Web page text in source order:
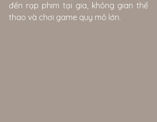
đến rạp phim tại gia, không gian thể
thao và chơi game quy mô lớn.